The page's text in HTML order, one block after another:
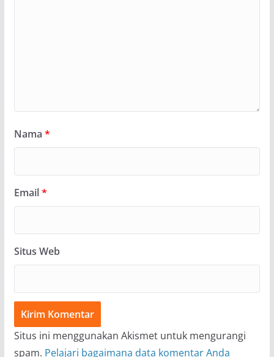
Nama *
Email*
Situs Web
Situs ini menggunakan Akismet untuk mengurangi
spam. Pelajari bagaimana data komentar Anda